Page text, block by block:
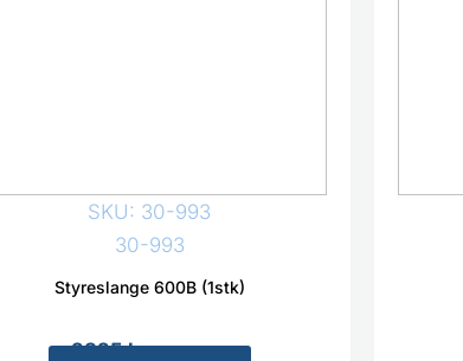
SKU: 30-993
30-993
Styreslange 600B (1stk)
2325kr Inkl. MVA